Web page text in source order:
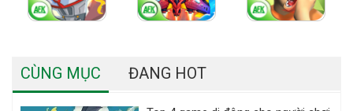
CÙNG MỤC ĐANG HOT